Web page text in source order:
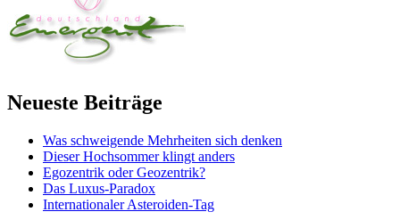
Neueste Beiträge
Was schweigende Mehrheiten sich denken
Dieser Hochsommer klingt anders
Egozentrik oder Geozentrik?
Das Luxus-Paradox
Internationaler Asteroiden-Tag